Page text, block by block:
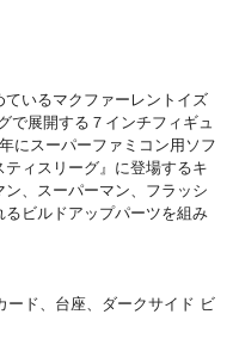
いるマクファーレントイズ
で展開する７インチフィギュ
にスーパーファミコン用ソフ
ィスリーグ』に登場するキ
、スーパーマン、フラッシ
ビルドアップパーツを組み
ード、台座、ダークサイド ビ